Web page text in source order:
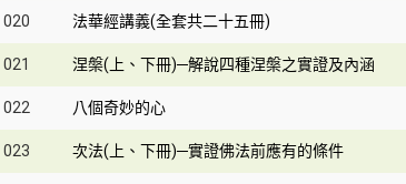
020 法華經講義(全套共二十五冊)
021 涅槃(上、下冊)─解說四種涅槃之實證及內涵
022 八個奇妙的心
023 次法(上、下冊)─實證佛法前應有的條件